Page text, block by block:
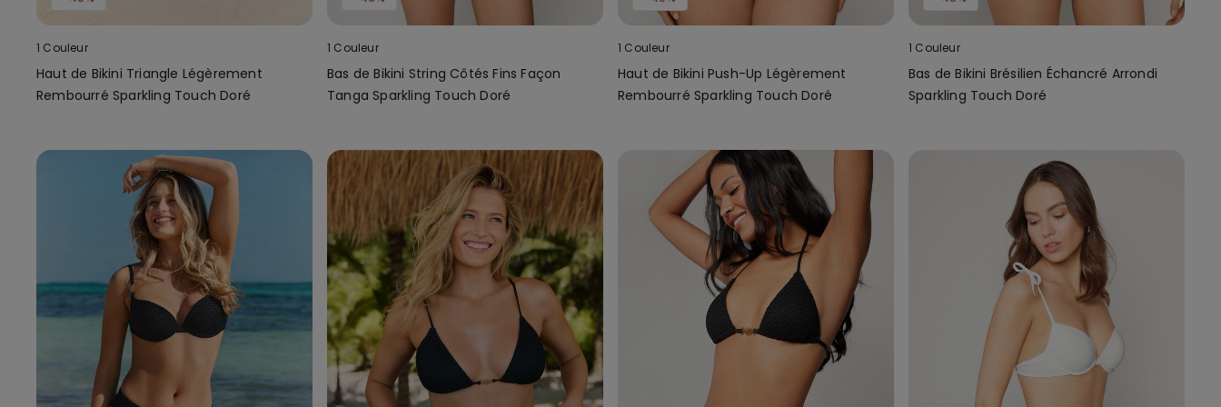
1 Couleur
Haut de Bikini Triangle Légèrement
Rembourré Sparkling Touch Doré
1 Couleur
Bas de Bikini String Côtés Fins Façon
Tanga Sparkling Touch Doré
1 Couleur
Haut de Bikini Push-Up Légèrement
Rembourré Sparkling Touch Doré
1 Couleur
Bas de Bikini Brésilien Échancré Arrondi
Sparkling Touch Doré